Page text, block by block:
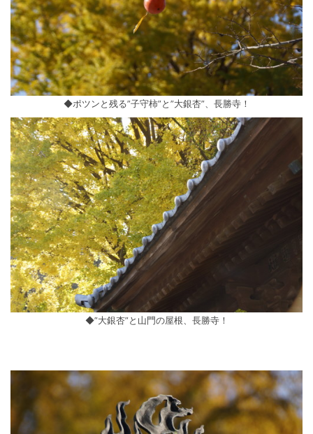
◆ポツンと残る”子守柿”と”大銀杏”、長勝寺！
◆”大銀杏”と山門の屋根、長勝寺！